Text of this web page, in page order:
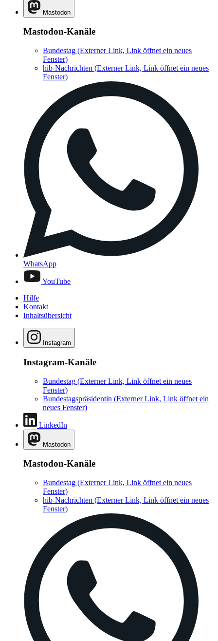
Mastodon
Mastodon-Kanäle
Bundestag (Externer Link, Link öffnet ein neues
Fenster)
hib-Nachrichten (Externer Link, Link öffnet ein neues
Fenster)
WhatsApp
YouTube
Hilfe
Kontakt
Inhaltsübersicht
Instagram
Instagram-Kanäle
Bundestag (Externer Link, Link öffnet ein neues
Fenster)
Bundestagspräsidentin (Externer Link, Link öffnet ein
neues Fenster)
LinkedIn
Mastodon
Mastodon-Kanäle
Bundestag (Externer Link, Link öffnet ein neues
Fenster)
hib-Nachrichten (Externer Link, Link öffnet ein neues
Fenster)